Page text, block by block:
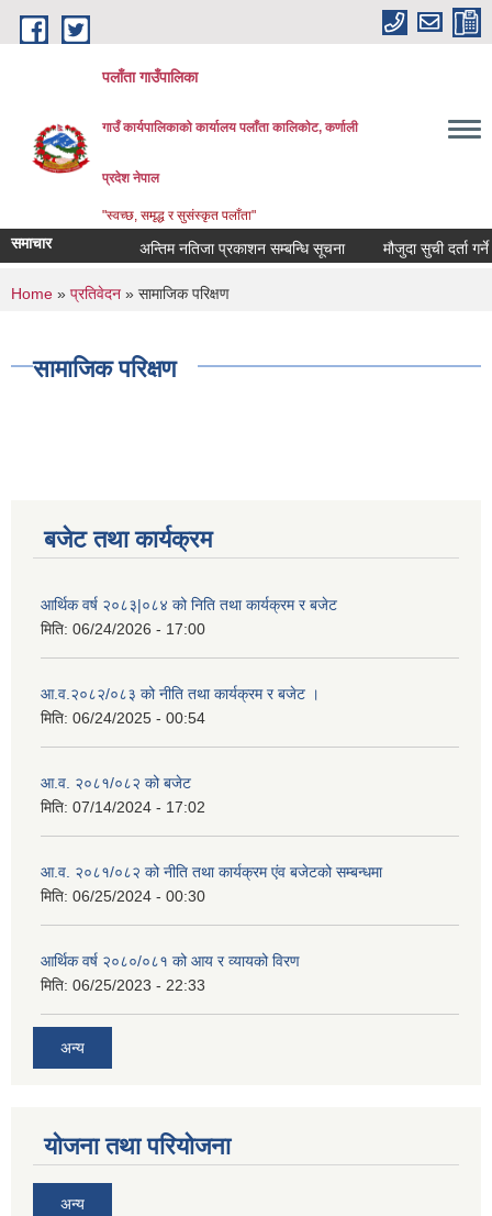
Skip to main content
पलाँता गाउँपालिका
गाउँ कार्यपालिकाको कार्यालयपलाँता कालिकाेट, कर्णाली
प्रदेश नेपाल
"स्वच्छ, समृद्ध र सुसंस्कृत पलाँता"
समाचार अन्तिम नतिजा प्रकाशन सम्बन्धि सूचना मौजुदा सुची दर्ता गर्ने
You are here
Home » प्रतिवेदन » सामाजिक परिक्षण
सामाजिक परिक्षण
बजेट तथा कार्यक्रम
आर्थिक वर्ष २०८३|०८४ को निति तथा कार्यक्रम र बजेट
मिति: 06/24/2026 - 17:00
आ.व.२०८२/०८३ को नीति तथा कार्यक्रम र बजेट ।
मिति: 06/24/2025 - 00:54
आ.व. २०८१/०८२ को बजेट
मिति: 07/14/2024 - 17:02
आ.व. २०८१/०८२ को नीति तथा कार्यक्रम एंव बजेटको सम्बन्धमा
मिति: 06/25/2024 - 00:30
आर्थिक वर्ष २०८०/०८१ को आय र व्यायको विरण
मिति: 06/25/2023 - 22:33
अन्य
योजना तथा परियोजना
अन्य